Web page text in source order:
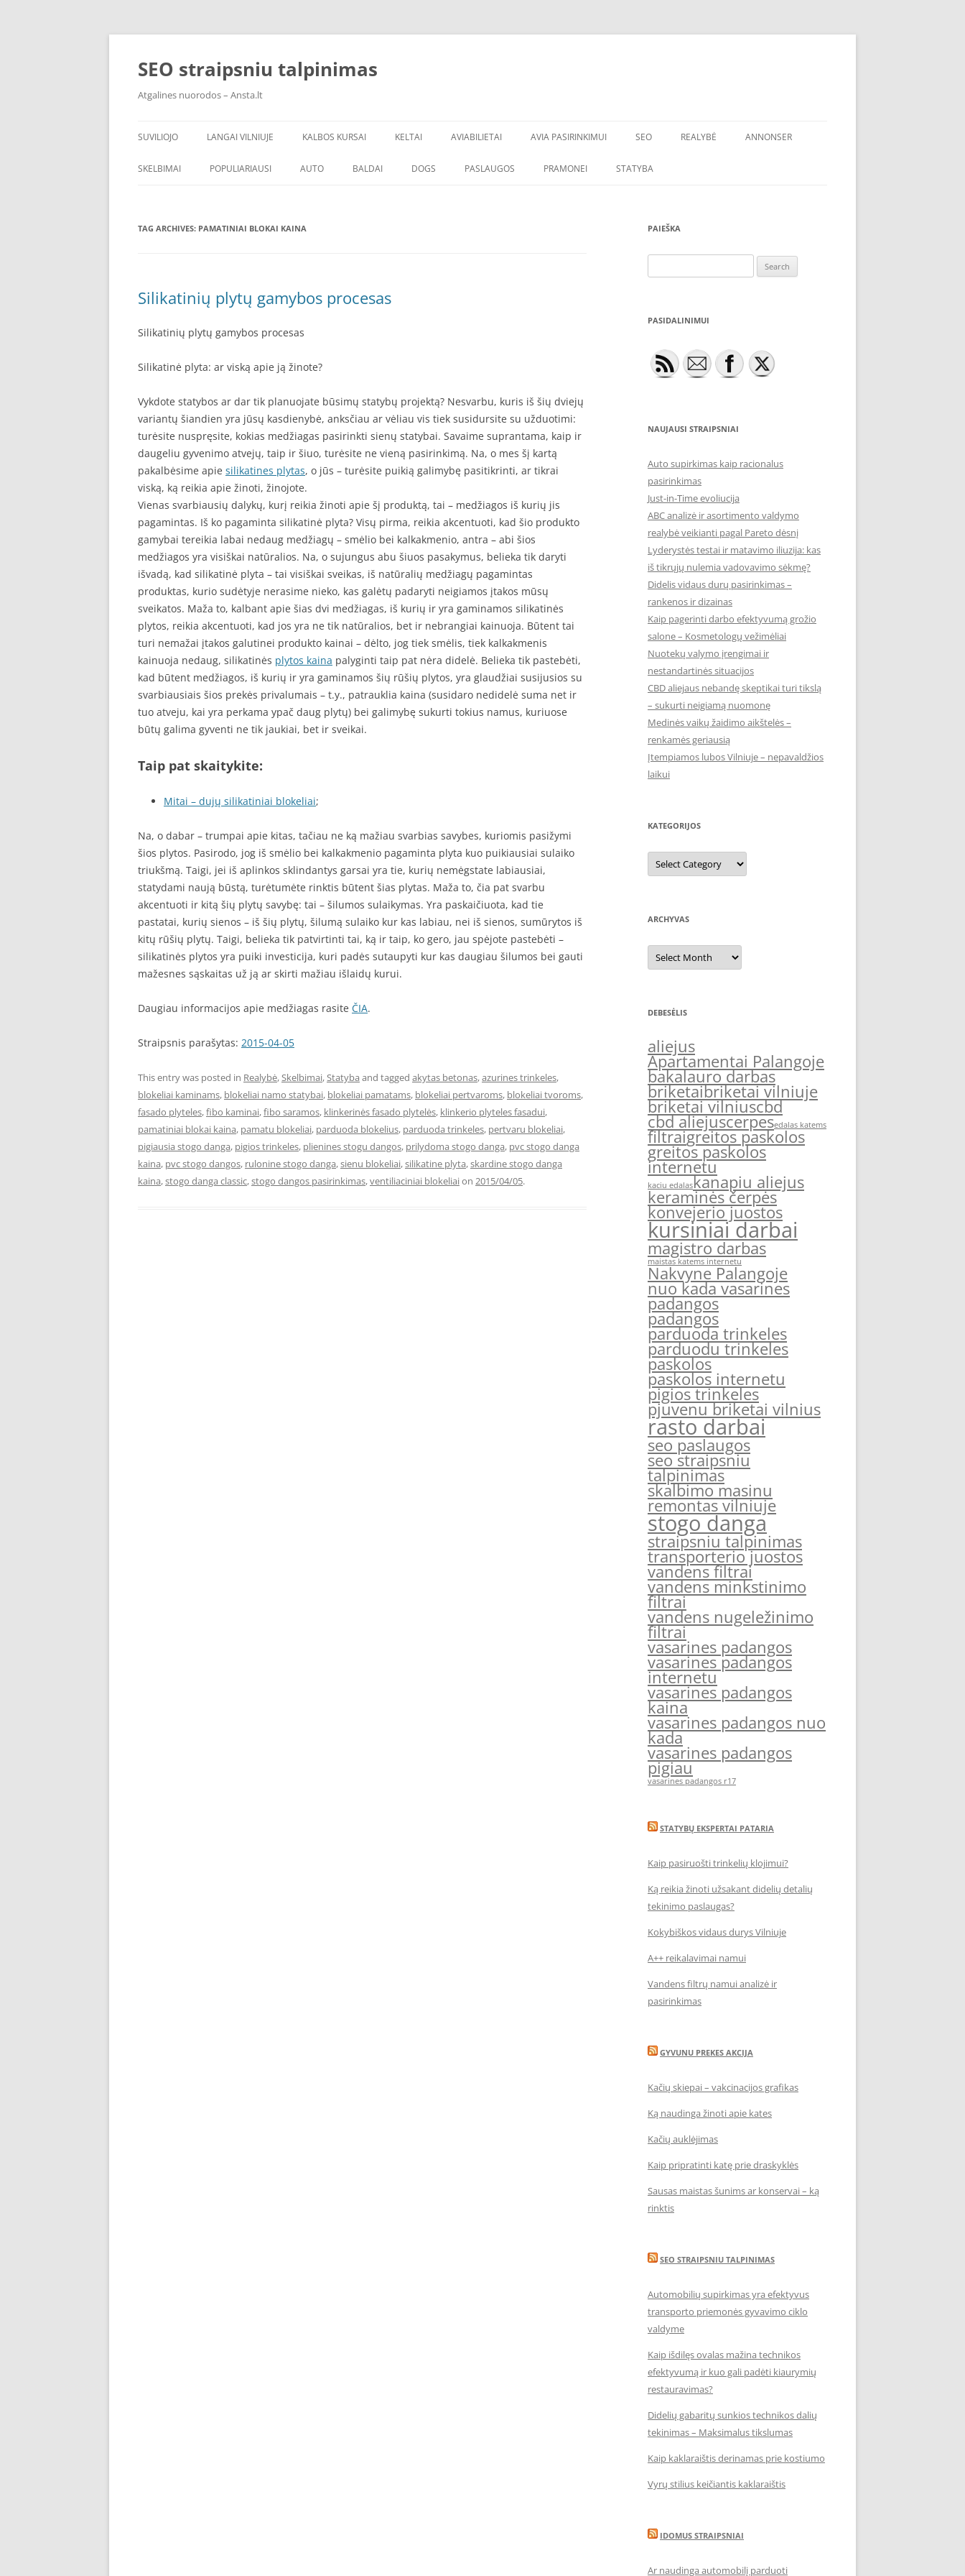
Skip
SEO straipsniu talpinimas
Atgalines nuorodos – Ansta.lt
SUVILIOJO LANGAI VILNIUJE KALBOS KURSAI KELTAI AVIABILIETAI AVIA PASIRINKIMUI SEO REALYBĖ ANNONSER
SKELBIMAI POPULIARIAUSI AUTO BALDAI DOGS PASLAUGOS PRAMONEI STATYBA
TAG ARCHIVES: PAMATINIAI BLOKAI KAINA
Silikatinių plytų gamybos procesas
Silikatinių plytų gamybos procesas
Silikatinė plyta: ar viską apie ją žinote?
Vykdote statybos ar dar tik planuojate būsimų statybų projektą? Nesvarbu, kuris iš šių dviejų
variantų šiandien yra jūsų kasdienybė, anksčiau ar vėliau vis tiek susidursite su užduotimi:
turėsite nuspręsite, kokias medžiagas pasirinkti sienų statybai. Savaime suprantama, kaip ir
daugeliu gyvenimo atvejų, taip ir šiuo, turėsite ne vieną pasirinkimą. Na, o mes šį kartą
pakalbėsime apie silikatines plytas, o jūs – turėsite puikią galimybę pasitikrinti, ar tikrai
viską, ką reikia apie žinoti, žinojote.
Vienas svarbiausių dalykų, kurį reikia žinoti apie šį produktą, tai – medžiagos iš kurių jis
pagamintas. Iš ko pagaminta silikatinė plyta? Visų pirma, reikia akcentuoti, kad šio produkto
gamybai tereikia labai nedaug medžiagų – smėlio bei kalkakmenio, antra – abi šios
medžiagos yra visiškai natūralios. Na, o sujungus abu šiuos pasakymus, belieka tik daryti
išvadą, kad silikatinė plyta – tai visiškai sveikas, iš natūralių medžiagų pagamintas
produktas, kurio sudėtyje nerasime nieko, kas galėtų padaryti neigiamos įtakos mūsų
sveikatos. Maža to, kalbant apie šias dvi medžiagas, iš kurių ir yra gaminamos silikatinės
plytos, reikia akcentuoti, kad jos yra ne tik natūralios, bet ir nebrangiai kainuoja. Būtent tai
turi nemažai įtakos galutinei produkto kainai – dėlto, jog tiek smėlis, tiek kalkakmenis
kainuoja nedaug, silikatinės plytos kaina palyginti taip pat nėra didelė. Belieka tik pastebėti,
kad būtent medžiagos, iš kurių ir yra gaminamos šių rūšių plytos, yra glaudžiai susijusios su
svarbiausiais šios prekės privalumais – t.y., patrauklia kaina (susidaro nedidelė suma net ir
tuo atveju, kai yra perkama ypač daug plytų) bei galimybę sukurti tokius namus, kuriuose
būtų galima gyventi ne tik jaukiai, bet ir sveikai.
Taip pat skaitykite:
Mitai – dujų silikatiniai blokeliai;
Na, o dabar – trumpai apie kitas, tačiau ne ką mažiau svarbias savybes, kuriomis pasižymi
šios plytos. Pasirodo, jog iš smėlio bei kalkakmenio pagaminta plyta kuo puikiausiai sulaiko
triukšmą. Taigi, jei iš aplinkos sklindantys garsai yra tie, kurių nemėgstate labiausiai,
statydami naują būstą, turėtumėte rinktis būtent šias plytas. Maža to, čia pat svarbu
akcentuoti ir kitą šių plytų savybę: tai – šilumos sulaikymas. Yra paskaičiuota, kad tie
pastatai, kurių sienos – iš šių plytų, šilumą sulaiko kur kas labiau, nei iš sienos, sumūrytos iš
kitų rūšių plytų. Taigi, belieka tik patvirtinti tai, ką ir taip, ko gero, jau spėjote pastebėti –
silikatinės plytos yra puiki investicija, kuri padės sutaupyti kur kas daugiau šilumos bei gauti
mažesnes sąskaitas už ją ar skirti mažiau išlaidų kurui.
Daugiau informacijos apie medžiagas rasite ČIA.
Straipsnis parašytas: 2015-04-05
This entry was posted in Realybė,Skelbimai,Statyba and tagged akytas betonas,azurines trinkeles,
blokeliai kaminams, blokeliai namo statybai, blokeliai pamatams, blokeliai pertvaroms, blokeliai tvoroms,
fasado plyteles,fibo kaminai,fibo saramos, klinkerinės fasado plytelės, klinkerio plyteles fasadui,
pamatiniai blokai kaina, pamatu blokeliai, parduoda blokelius, parduoda trinkeles, pertvaru blokeliai,
pigiausia stogo danga, pigios trinkeles, plienines stogu dangos, prilydoma stogo danga, pvc stogo danga
kaina, pvc stogo dangos, rulonine stogo danga,sienu blokeliai,silikatine plyta,skardine stogo danga
kaina,stogo danga classic,stogo dangos pasirinkimas,ventiliaciniai blokeliaion 2015/04/05.
PAIEŠKA
for:
PASIDALINIMUI
NAUJAUSI STRAIPSNIAI
Auto supirkimas kaip racionalus
pasirinkimas
Just-in-Time evoliucija
ABC analizė ir asortimento valdymo
realybė veikianti pagal Pareto dėsnį
Lyderystės testai ir matavimo iliuzija: kas
iš tikrųjų nulemia vadovavimo sėkmę?
Didelis vidaus durų pasirinkimas –
rankenos ir dizainas
Kaip pagerinti darbo efektyvumą grožio
salone – Kosmetologų vežimėliai
Nuotekų valymo įrengimai ir
nestandartinės situacijos
CBD aliejaus nebandę skeptikai turi tikslą
– sukurti neigiamą nuomonę
Medinės vaikų žaidimo aikštelės –
renkamės geriausią
Įtempiamos lubos Vilniuje – nepavaldžios
laikui
KATEGORIJOS
Kategorijos
ARCHYVAS
Archyvas
DEBESĖLIS
aliejus
Apartamentai Palangoje
bakalauro darbas
briketaibriketai vilniuje
briketai vilniuscbd
cbd aliejuscerpesedalas katems
filtraigreitos paskolos
greitos paskolos
internetu
kaciu edalaskanapiu aliejus
keraminės čerpės
konvejerio juostos
kursiniai darbai
magistro darbas
maistas katems internetu
Nakvyne Palangoje
nuo kada vasarines
padangos
padangos
parduoda trinkeles
parduodu trinkeles
paskolos
paskolos internetu
pigios trinkeles
pjuvenu briketai vilnius
rasto darbai
seo paslaugos
seo straipsniu
talpinimas
skalbimo masinu
remontas vilniuje
stogo danga
straipsniu talpinimas
transporterio juostos
vandens filtrai
vandens minkstinimo
filtrai
vandens nugeležinimo
filtrai
vasarines padangos
vasarines padangos
internetu
vasarines padangos
kaina
vasarines padangos nuo
kada
vasarines padangos
pigiau
vasarines padangos r17
STATYBŲ EKSPERTAI PATARIA
Kaip pasiruošti trinkelių klojimui?
Ką reikia žinoti užsakant didelių detalių
tekinimo paslaugas?
Kokybiškos vidaus durys Vilniuje
A++ reikalavimai namui
Vandens filtrų namui analizė ir
pasirinkimas
GYVUNU PREKES AKCIJA
Kačių skiepai – vakcinacijos grafikas
Ką naudinga žinoti apie kates
Kačių auklėjimas
Kaip pripratinti katę prie draskyklės
Sausas maistas šunims ar konservai – ką
rinktis
SEO STRAIPSNIU TALPINIMAS
Automobilių supirkimas yra efektyvus
transporto priemonės gyvavimo ciklo
valdyme
Kaip išdilęs ovalas mažina technikos
efektyvumą ir kuo gali padėti kiaurymių
restauravimas?
Didelių gabaritų sunkios technikos dalių
tekinimas – Maksimalus tikslumas
Kaip kaklaraištis derinamas prie kostiumo
Vyrų stilius keičiantis kaklaraištis
IDOMUS STRAIPSNIAI
Ar naudinga automobilį parduoti